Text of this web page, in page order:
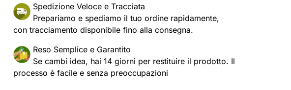
Spedizione Veloce e Tracciata
Prepariamo e spediamo il tuo ordine rapidamente,
con tracciamento disponibile fino alla consegna.
Reso Semplice e Garantito
Se cambi idea, hai 14 giorni per restituire il prodotto. Il
processo è facile e senza preoccupazioni